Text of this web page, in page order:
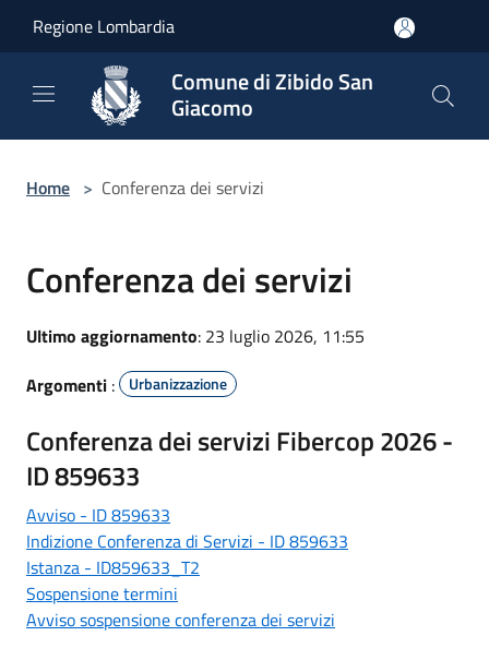
Regione Lombardia
Comune di Zibido San
Giacomo
Home > Conferenza dei servizi
Conferenza dei servizi
Ultimo aggiornamento: 23 luglio 2026, 11:55
Argomenti : Urbanizzazione
Conferenza dei servizi Fibercop 2026 -
ID 859633
Avviso - ID 859633
Indizione Conferenza di Servizi - ID 859633
Istanza - ID859633_T2
Sospensione termini
Avviso sospensione conferenza dei servizi